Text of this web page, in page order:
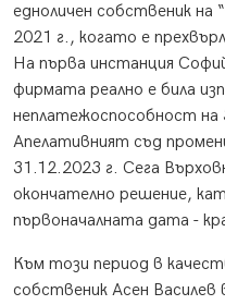
едноличен собственик
2021 г., когато е
На първа инстанция
фирмата реално е била
неплатежоспособност на
Апелативният съд
31.12.2023 г. Сега
окончателно решение,
първоначалната дата -
Към този период в
собственик Асен Василев